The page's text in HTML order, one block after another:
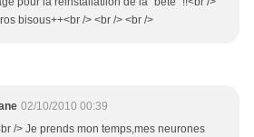
bisous++<br /> <br /> <br />
02/10/2010 00:39
/> Je prends mon temps,mes neurones